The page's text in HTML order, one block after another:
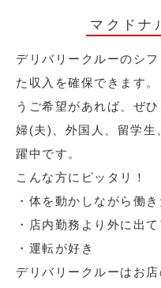
マクドナ
デリバリークルーのシ
た収入を確保できます
うご希望があれば、ぜ
婦(夫)、外国人、留学生
躍中です。
こんな方にピッタリ！
・体を動かしながら働き
・店内勤務より外に出
・運転が好き
デリバリークルーはお